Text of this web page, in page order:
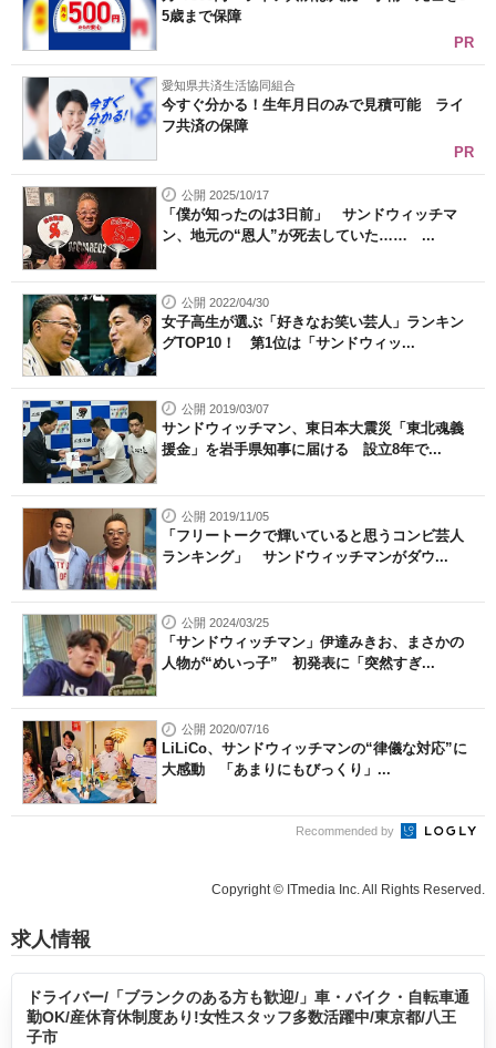
5歳まで保障
PR
愛知県共済生活協同組合
今すぐ分かる！生年月日のみで見積可能 ライ
フ共済の保障
PR
公開 2025/10/17
「僕が知ったのは3日前」 サンドウィッチマ
ン、地元の“恩人”が死去していた…… ...
公開 2022/04/30
女子高生が選ぶ「好きなお笑い芸人」ランキン
グTOP10！ 第1位は「サンドウィッ...
公開 2019/03/07
サンドウィッチマン、東日本大震災「東北魂義
援金」を岩手県知事に届ける 設立8年で...
公開 2019/11/05
「フリートークで輝いていると思うコンビ芸人
ランキング」 サンドウィッチマンがダウ...
公開 2024/03/25
「サンドウィッチマン」伊達みきお、まさかの
人物が“めいっ子” 初発表に「突然すぎ...
公開 2020/07/16
LiLiCo、サンドウィッチマンの“律儀な対応”に
大感動 「あまりにもびっくり」...
Recommended by
Copyright © ITmedia Inc. All Rights Reserved.
求人情報
ドライバー/「ブランクのある方も歓迎/」車・バイク・自転車通
勤OK/産休育休制度あり!女性スタッフ多数活躍中/東京都/八王
子市